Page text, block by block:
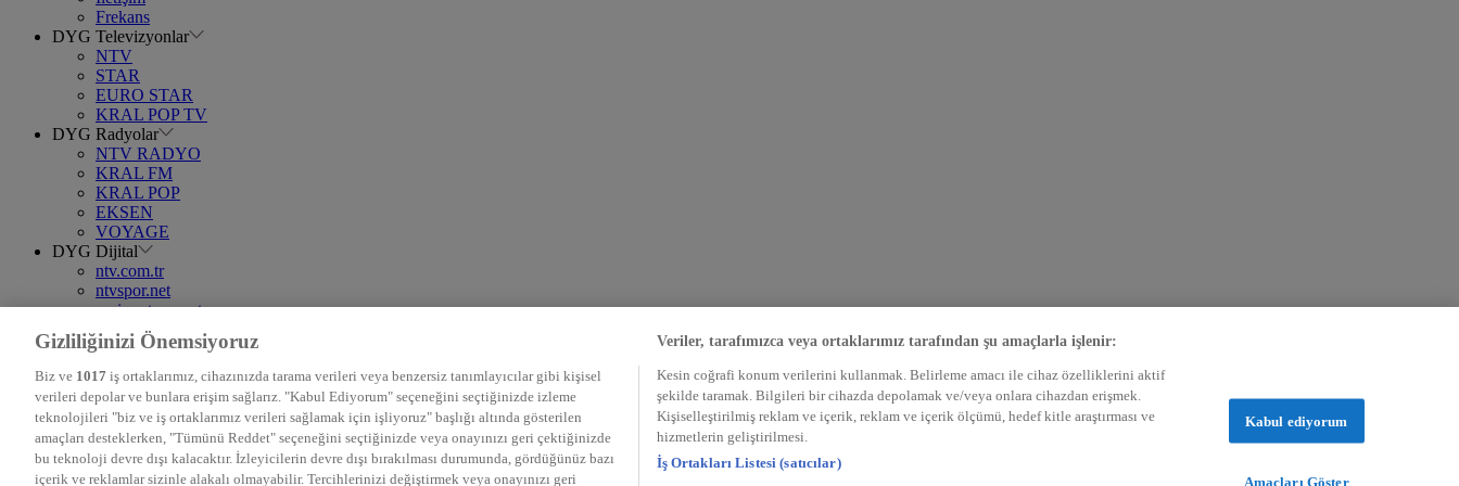
Frekans
DYG Televizyonlar
NTV
STAR
EURO STAR
KRAL POP TV
DYG Radyolar
NTV RADYO
KRAL FM
KRAL POP
EKSEN
VOYAGE
DYG Dijital
ntv.com.tr
ntvspor.net
secim.ntv.com.tr
startv.com.tr
kralmuzik.com.tr
puhutv.com
Gizliliğinizi Önemsiyoruz
Biz ve 1017 iş ortaklarımız, cihazınızda tarama verileri veya benzersiz tanımlayıcılar gibi kişisel
verileri depolar ve bunlara erişim sağlarız. "Kabul Ediyorum" seçeneğini seçtiğinizde izleme
teknolojileri "biz ve iş ortaklarımız verileri sağlamak için işliyoruz" başlığı altında gösterilen
amaçları desteklerken, "Tümünü Reddet" seçeneğini seçtiğinizde veya onayınızı geri çektiğinizde
bu teknoloji devre dışı kalacaktır. İzleyicilerin devre dışı bırakılması durumunda, gördüğünüz bazı
içerik ve reklamlar sizinle alakalı olmayabilir. Tercihlerinizi değiştirmek veya onayınızı geri
Veriler, tarafımızca veya ortaklarımız tarafından şu amaçlarla işlenir:
Kesin coğrafi konum verilerini kullanmak. Belirleme amacı ile cihaz özelliklerini aktif
şekilde taramak. Bilgileri bir cihazda depolamak ve/veya onlara cihazdan erişmek.
Kişiselleştirilmiş reklam ve içerik, reklam ve içerik ölçümü, hedef kitle araştırması ve
hizmetlerin geliştirilmesi.
İş Ortakları Listesi (satıcılar)
Kabul ediyorum
Amaçları Göster